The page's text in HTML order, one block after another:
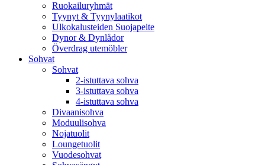
Ruokailuryhmät
Tyynyt & Tyynylaatikot
Ulkokalusteiden Suojapeite
Dynor & Dynlådor
Överdrag utemöbler
Sohvat
Sohvat
2-istuttava sohva
3-istuttava sohva
4-istuttava sohva
Divaanisohva
Moduulisohva
Nojatuolit
Loungetuolit
Vuodesohvat